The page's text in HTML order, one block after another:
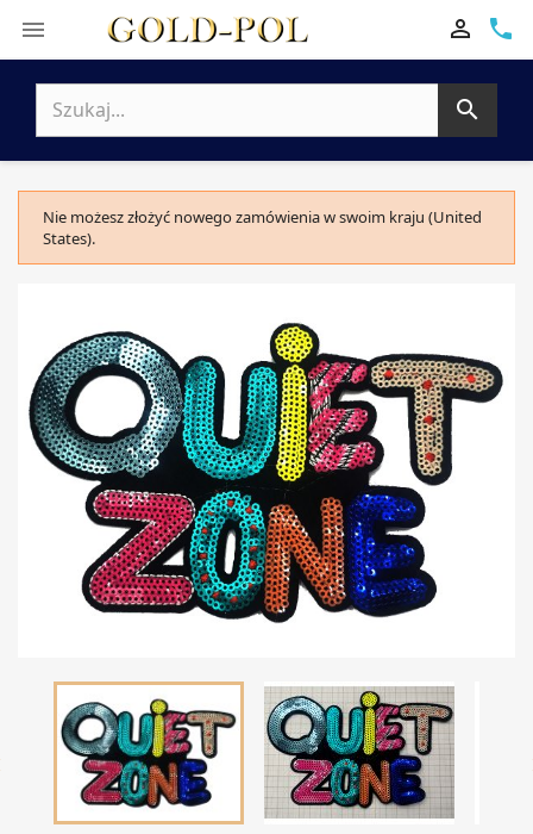
 phone


Nie możesz złożyć nowego zamówienia w swoim kraju (United
States).